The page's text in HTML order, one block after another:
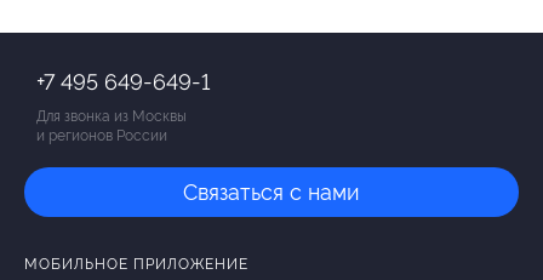
+7 495 649-649-1
Для звонка из Москвы
и регионов России
Связаться с нами
МОБИЛЬНОЕ ПРИЛОЖЕНИЕ